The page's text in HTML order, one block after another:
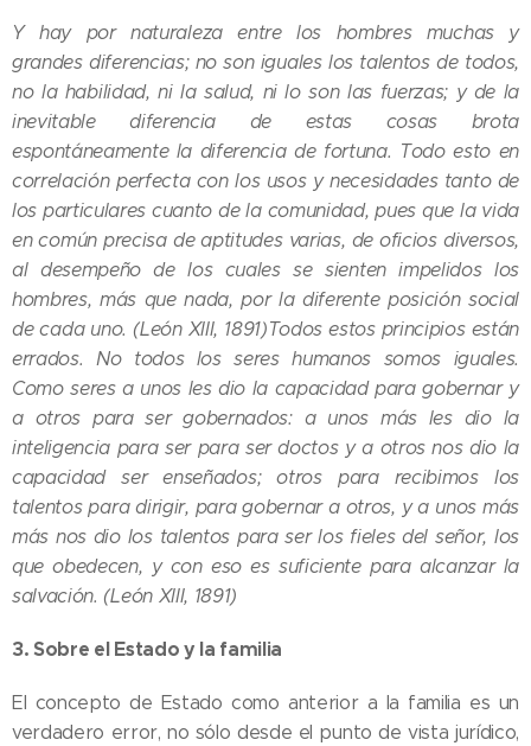
Y hay por naturaleza entre los hombres muchas y
grandes diferencias; no son iguales los talentos de todos,
no la habilidad, ni la salud, ni lo son las fuerzas; y de la
inevitable diferencia de estas cosas brota
espontáneamente la diferencia de fortuna. Todo esto en
correlación perfecta con los usos y necesidades tanto de
los particulares cuanto de la comunidad, pues que la vida
en común precisa de aptitudes varias, de oficios diversos,
al desempeño de los cuales se sienten impelidos los
hombres, más que nada, por la diferente posición social
de cada uno. (León XIII, 1891)Todos estos principios están
errados. No todos los seres humanos somos iguales.
Como seres a unos les dio la capacidad para gobernar y
a otros para ser gobernados: a unos más les dio la
inteligencia para ser para ser doctos y a otros nos dio la
capacidad ser enseñados; otros para recibimos los
talentos para dirigir, para gobernar a otros, y a unos más
más nos dio los talentos para ser los fieles del señor, los
que obedecen, y con eso es suficiente para alcanzar la
salvación. (León XIII, 1891)
3. Sobre el Estado y la familia
El concepto de Estado como anterior a la familia es un
verdadero error, no sólo desde el punto de vista jurídico,